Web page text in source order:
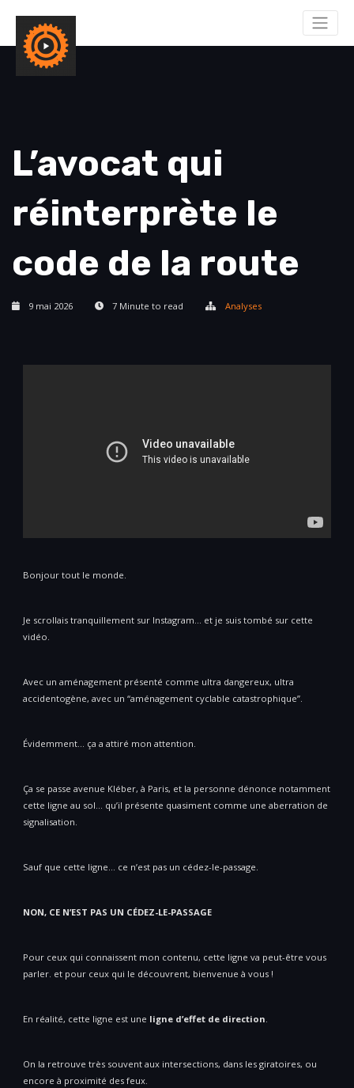
L’avocat qui
réinterprète le
code de la route
9 mai 2026 7 Minute to read Analyses
Bonjour tout le monde.
Je scrollais tranquillement sur Instagram… et je suis tombé sur cette
vidéo.
Avec un aménagement présenté comme ultra dangereux, ultra
accidentogène, avec un “aménagement cyclable catastrophique”.
Évidemment… ça a attiré mon attention.
Ça se passe avenue Kléber, à Paris, et la personne dénonce notamment
cette ligne au sol… qu’il présente quasiment comme une aberration de
signalisation.
Sauf que cette ligne… ce n’est pas un cédez-le-passage.
NON, CE N’EST PAS UN CÉDEZ-LE-PASSAGE
Pour ceux qui connaissent mon contenu, cette ligne va peut-être vous
parler. et pour ceux qui le découvrent, bienvenue à vous !
En réalité, cette ligne est une ligne d’effet de direction.
On la retrouve très souvent aux intersections, dans les giratoires, ou
encore à proximité des feux.